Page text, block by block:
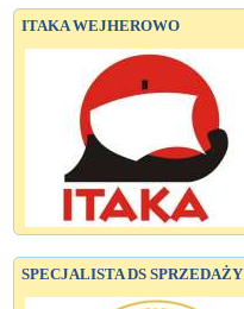
ITAKA WEJHEROWO
SPECJALISTA DS SPRZEDAŻY